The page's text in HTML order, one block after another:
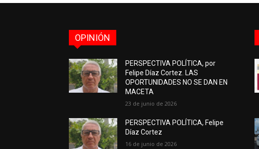
OPINIÓN
PERSPECTIVA POLÍTICA, por
Felipe Díaz Cortez. LAS
OPORTUNIDADES NO SE DAN EN
MACETA
23 de junio de 2026
PERSPECTIVA POLÍTICA, Felipe
Díaz Cortez
16 de junio de 2026